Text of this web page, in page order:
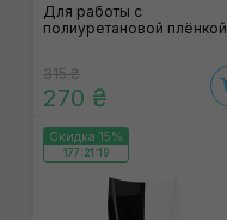
Для работы с
полиуретановой плёнкой
315 ₴
270 ₴
Скидка 15%
177:21:18